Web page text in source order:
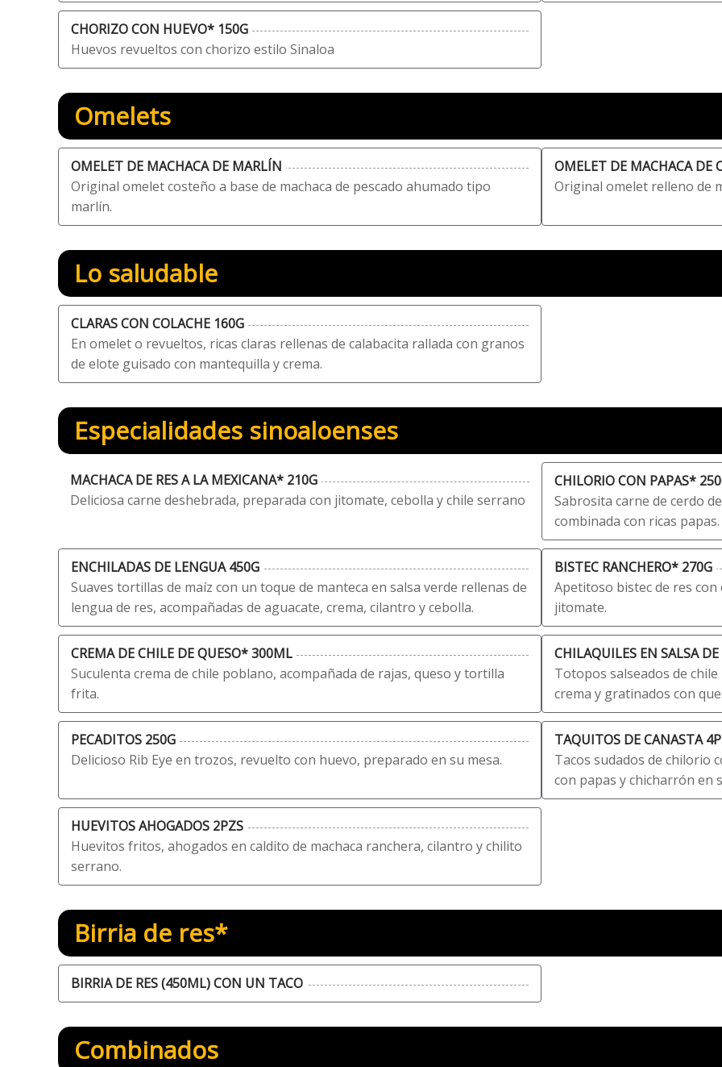
CHORIZO CON HUEVO* 150G
Huevos revueltos con chorizo estilo Sinaloa
Omelets
OMELET DE MACHACA DE MARLÍN
Original omelet costeño a base de machaca de pescado ahumado tipo
marlín.
OMELET DE MACHACA DE
Original omelet relleno de
Lo saludable
CLARAS CON COLACHE 160G
En omelet o revueltos, ricas claras rellenas de calabacita rallada con granos
de elote guisado con mantequilla y crema.
Especialidades sinoaloenses
MACHACA DE RES A LA MEXICANA* 210G
Deliciosa carne deshebrada, preparada con jitomate, cebolla y chile serrano
CHILORIO CON PAPAS*
Sabrosita carne de cerdo
combinada con ricas
ENCHILADAS DE LENGUA 450G
Suaves tortillas de maíz con un toque de manteca en salsa verde rellenas de
lengua de res, acompañadas de aguacate, crema, cilantro y cebolla.
BISTEC RANCHERO* 270G
Apetitoso bistec de res
jitomate.
CREMA DE CHILE DE QUESO* 300ML
Suculenta crema de chile poblano, acompañada de rajas, queso y tortilla
frita.
CHILAQUILES EN SALSA
Totopos salseados de
crema y gratinados con
PECADITOS 250G
Delicioso Rib Eye en trozos, revuelto con huevo, preparado en su mesa.
TAQUITOS DE CANASTA
Tacos sudados de chilorio
con papas y chicharrón en
HUEVITOS AHOGADOS 2PZS
Huevitos fritos, ahogados en caldito de machaca ranchera, cilantro y chilito
serrano.
Birria de res*
BIRRIA DE RES (450ML) CON UN TACO
Combinados